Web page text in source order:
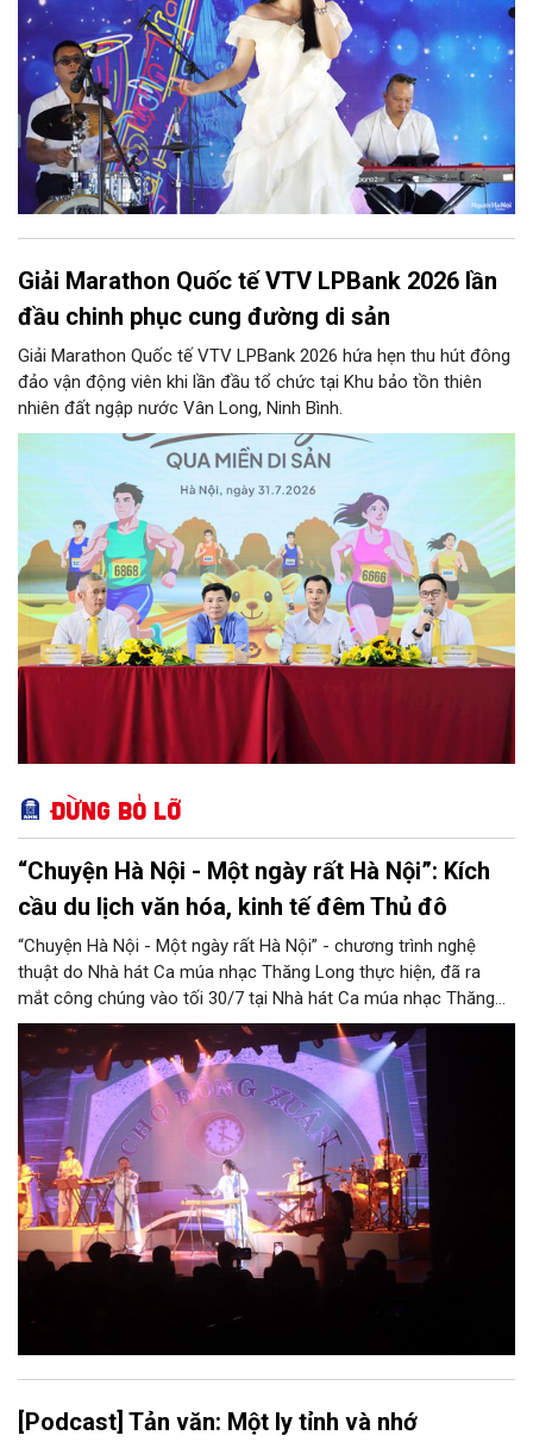
Giải Marathon Quốc tế VTV LPBank 2026 lần
đầu chinh phục cung đường di sản
Giải Marathon Quốc tế VTV LPBank 2026 hứa hẹn thu hút đông
đảo vận động viên khi lần đầu tổ chức tại Khu bảo tồn thiên
nhiên đất ngập nước Vân Long, Ninh Bình.
Đừng bỏ lỡ
“Chuyện Hà Nội - Một ngày rất Hà Nội”: Kích
cầu du lịch văn hóa, kinh tế đêm Thủ đô
“Chuyện Hà Nội - Một ngày rất Hà Nội” - chương trình nghệ
thuật do Nhà hát Ca múa nhạc Thăng Long thực hiện, đã ra
mắt công chúng vào tối 30/7 tại Nhà hát Ca múa nhạc Thăng
Long (số 31 - 33 phố Lương Văn Can, phường Hoàn Kiếm).
[Podcast] Tản văn: Một ly tỉnh và nhớ